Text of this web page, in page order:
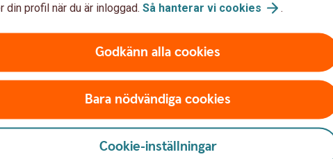
din profil när du är inloggad. Så hanterar vi cookies .
Godkänn alla cookies
Bara nödvändiga cookies
Cookie-inställningar